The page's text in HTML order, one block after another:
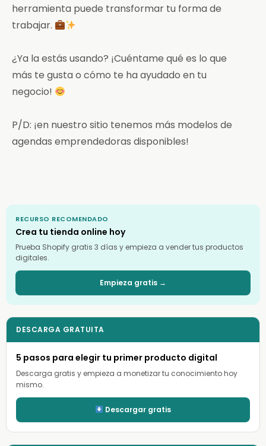
herramienta puede transformar tu forma de
trabajar.
¿Ya la estás usando? ¡Cuéntame qué es lo que
más te gusta o cómo te ha ayudado en tu
negocio!
P/D: ¡en nuestro sitio tenemos más modelos de
agendas emprendedoras disponibles!
RECURSO RECOMENDADO
Crea tu tienda online hoy
Prueba Shopify gratis 3 días y empieza a vender tus productos
digitales.
Empieza gratis →
DESCARGA GRATUITA
5 pasos para elegir tu primer producto digital
Descarga gratis y empieza a monetizar tu conocimiento hoy
mismo.
Descargar gratis